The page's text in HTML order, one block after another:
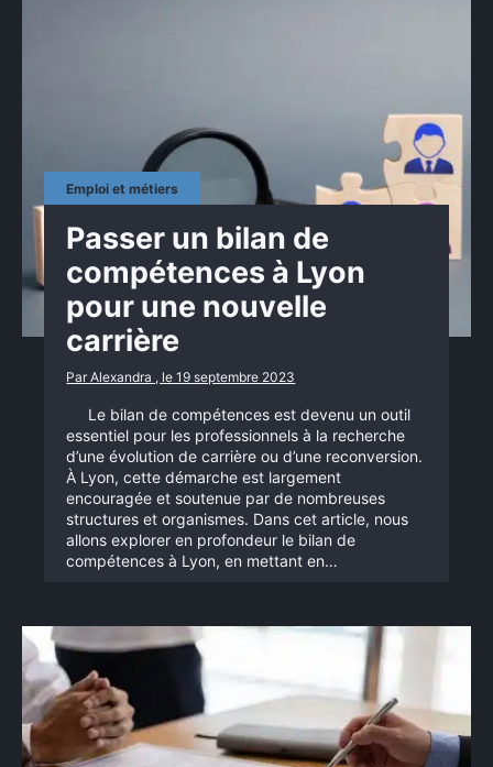
Emploi et métiers
Passer un bilan de
compétences à Lyon
pour une nouvelle
carrière
Par Alexandra , le 19 septembre 2023
Le bilan de compétences est devenu un outil
essentiel pour les professionnels à la recherche
d’une évolution de carrière ou d’une reconversion.
À Lyon, cette démarche est largement
encouragée et soutenue par de nombreuses
structures et organismes. Dans cet article, nous
allons explorer en profondeur le bilan de
compétences à Lyon, en mettant en…